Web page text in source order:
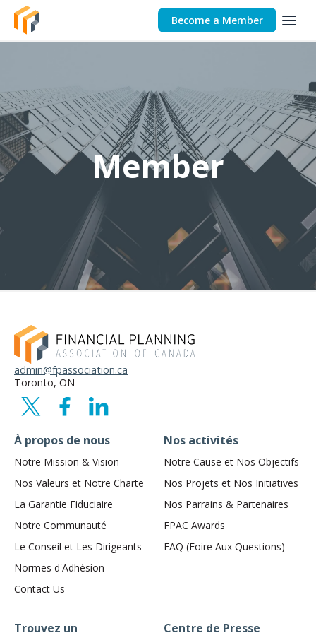
Become a Member
Member
admin@fpassociation.ca
Toronto, ON
À propos de nous
Notre Mission & Vision
Nos Valeurs et Notre Charte
La Garantie Fiduciaire
Notre Communauté
Le Conseil et Les Dirigeants
Normes d'Adhésion
Contact Us
Nos activités
Notre Cause et Nos Objectifs
Nos Projets et Nos Initiatives
Nos Parrains & Partenaires
FPAC Awards
FAQ (Foire Aux Questions)
Trouvez un Centre de Presse